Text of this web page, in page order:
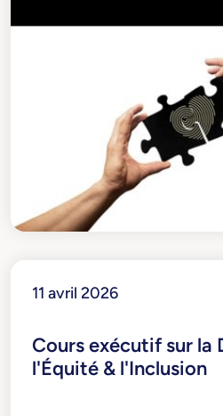
11 avril 2026
Cours exécutif sur la
l'Équité & l'Inclusion